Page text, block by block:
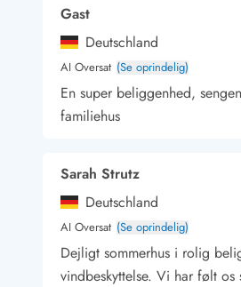
Kontakt Bjerregård
Kontakt, åbningstider og døgnvagt
Feriehusudlejning siden 1965
Gæsterne siger
Nyhedsbrev
Lejebetingelser
Persondata- og cookiepolitik
Job hos Esmark
Gast
Deutschland
AI Oversat (Se oprindelig)
En super beliggenhed,
familiehus
Sarah Strutz
Deutschland
AI Oversat (Se oprindelig)
Dejligt sommerhus i rolig
vindbeskyttelse. Vi har følt